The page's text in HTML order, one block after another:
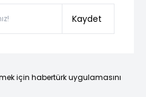
Kaydet
için habertürk uygulamasını